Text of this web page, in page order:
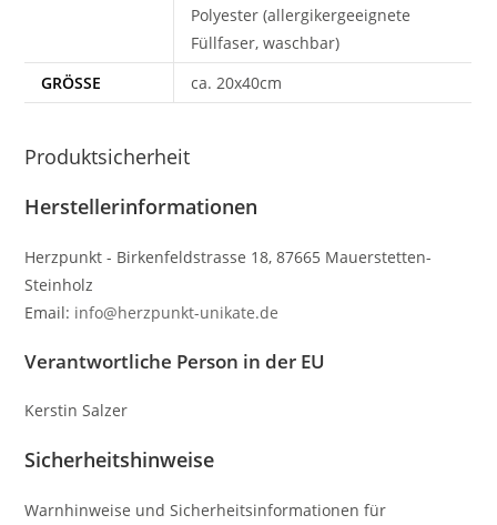
Polyester (allergikergeeignete
Füllfaser, waschbar)
GRÖSSE
ca. 20x40cm
Produktsicherheit
Herstellerinformationen
Herzpunkt - Birkenfeldstrasse 18, 87665 Mauerstetten-
Steinholz
Email: info@herzpunkt-unikate.de
Verantwortliche Person in der EU
Kerstin Salzer
Sicherheitshinweise
Warnhinweise und Sicherheitsinformationen für